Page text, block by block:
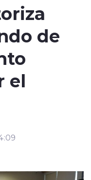
de
el